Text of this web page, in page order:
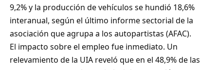
9,2% y la producción de vehículos se hundió 18,6%
interanual, según el último informe sectorial de la
asociación que agrupa a los autopartistas (AFAC).
El impacto sobre el empleo fue inmediato. Un
relevamiento de la UIA reveló que en el 48,9% de las